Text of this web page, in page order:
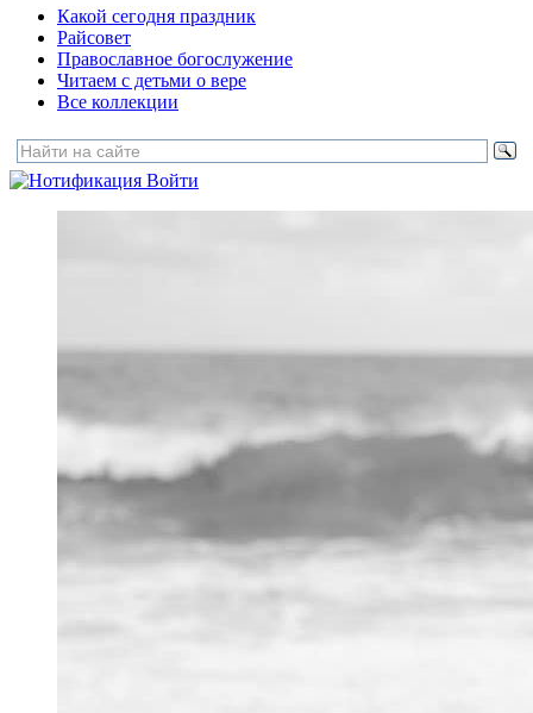
Какой сегодня праздник
Райсовет
Православное богослужение
Читаем с детьми о вере
Все коллекции
Войти